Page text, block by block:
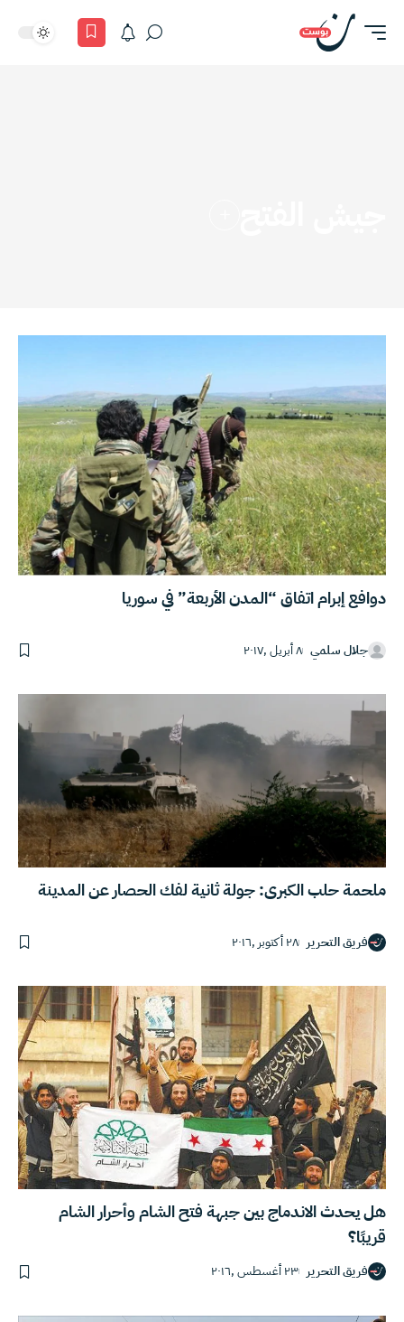
دوافع إبرام اتفاق “المدن الأربعة” في سوريا
جلال سلمي ٨ أبريل ,٢٠١٧
ملحمة حلب الكبرى: جولة ثانية لفك الحصار عن المدينة
فريق التحرير ٢٨ أكتوبر ,٢٠١٦
هل يحدث الاندماج بين جبهة فتح الشام وأحرار الشام
قريبًا؟
فريق التحرير ٢٣ أغسطس ,٢٠١٦